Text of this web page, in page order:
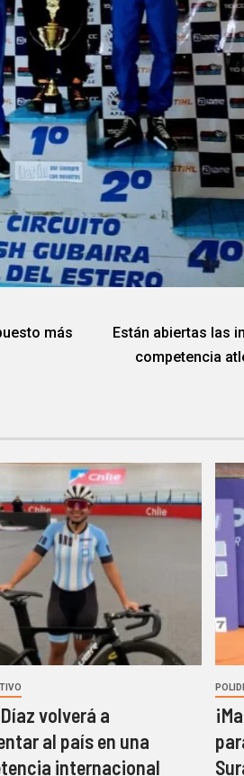
más
Están abiertas las
competencia
volverá a
al país en una
internacional